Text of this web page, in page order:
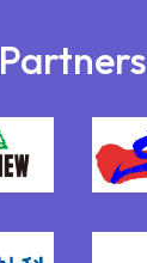
Partners